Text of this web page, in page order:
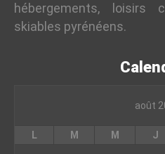
hébergements, loisirs
skiables pyrénéens.
août
L M M J